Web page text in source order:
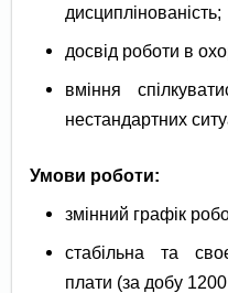
дисциплінованість;
досвід роботи в
вміння
нестандартних
Умови роботи:
змінний графік
стабільна та
плати (за добу 1200